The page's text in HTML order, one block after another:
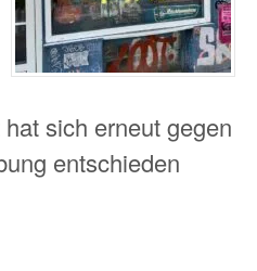
sich erneut gegen
entschieden